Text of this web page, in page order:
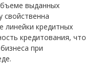
выданных
свойственна
линейки кредитных
кредитования, что
при